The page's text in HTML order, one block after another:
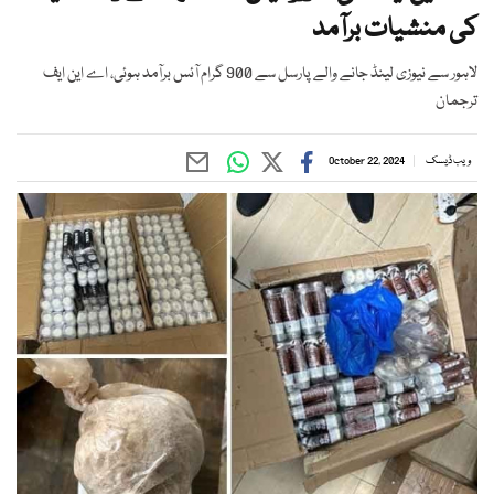
کی منشیات برآمد
لاہور سے نیوزی لینڈ جانے والے پارسل سے 900 گرام آئس برآمد ہوئی، اے این ایف
ترجمان
ویب ڈیسک October 22, 2024